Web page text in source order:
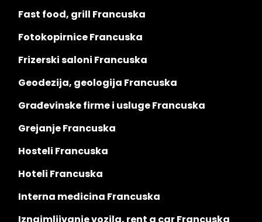
Fast food, grill Francuska
Fotokopirnice Francuska
Frizerski saloni Francuska
Geodezija, geologija Francuska
Građevinske firme i usluge Francuska
Grejanje Francuska
Hosteli Francuska
Hoteli Francuska
Interna medicina Francuska